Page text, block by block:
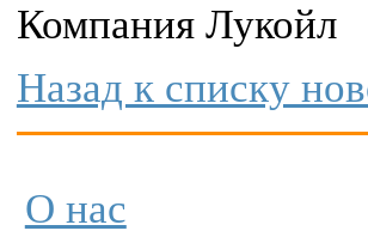
Компания Лукойл
Назад к списку
О нас